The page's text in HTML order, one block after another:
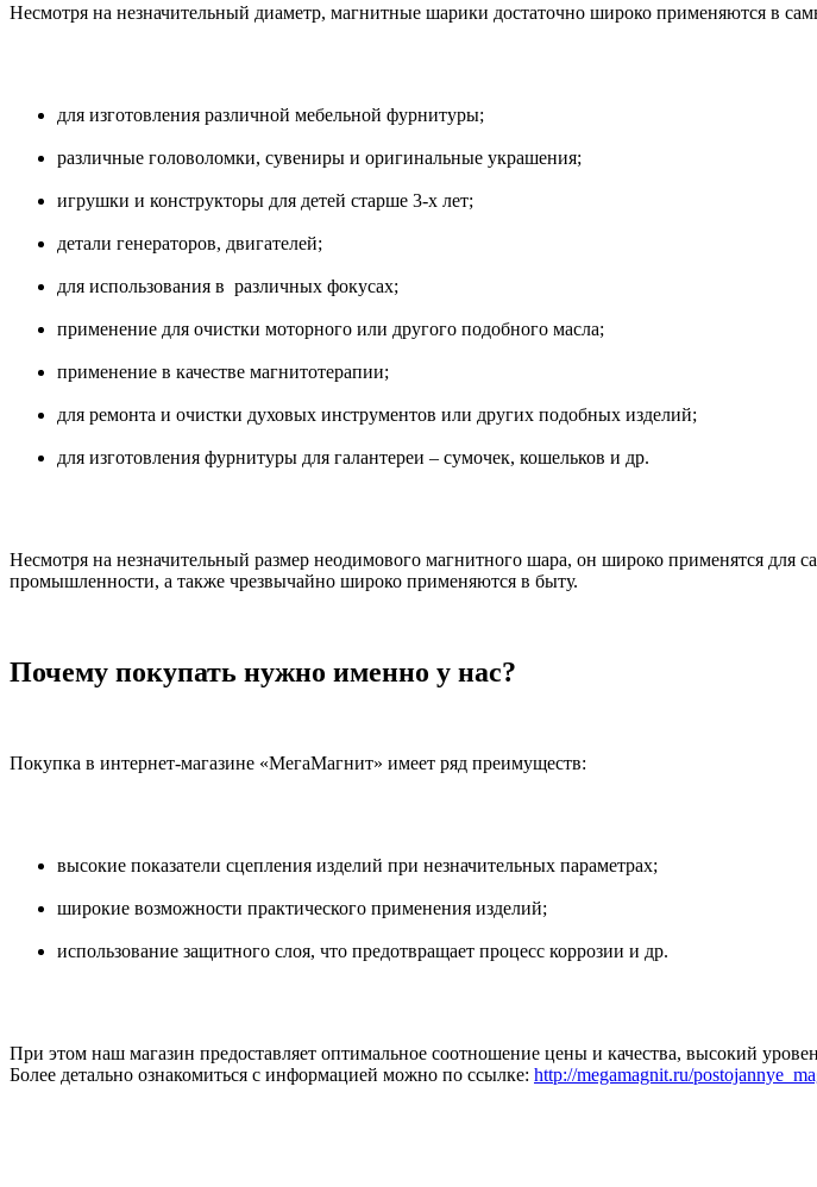
Несмотря на незначительный диаметр, магнитные шарики достаточно широко применяются в
для изготовления различной мебельной фурнитуры;
различные головоломки, сувениры и оригинальные украшения;
игрушки и конструкторы для детей старше 3-х лет;
детали генераторов, двигателей;
для использования в различных фокусах;
применение для очистки моторного или другого подобного масла;
применение в качестве магнитотерапии;
для ремонта и очистки духовых инструментов или других подобных изделий;
для изготовления фурнитуры для галантереи – сумочек, кошельков и др.
Несмотря на незначительный размер неодимового магнитного шара, он широко применятся
промышленности, а также чрезвычайно широко применяются в быту.
Почему покупать нужно именно у нас?
Покупка в интернет-магазине «МегаМагнит» имеет ряд преимуществ:
высокие показатели сцепления изделий при незначительных параметрах;
широкие возможности практического применения изделий;
использование защитного слоя, что предотвращает процесс коррозии и др.
При этом наш магазин предоставляет оптимальное соотношение цены и качества, высокий
Более детально ознакомиться с информацией можно по ссылке: http://megamagnit.ru/